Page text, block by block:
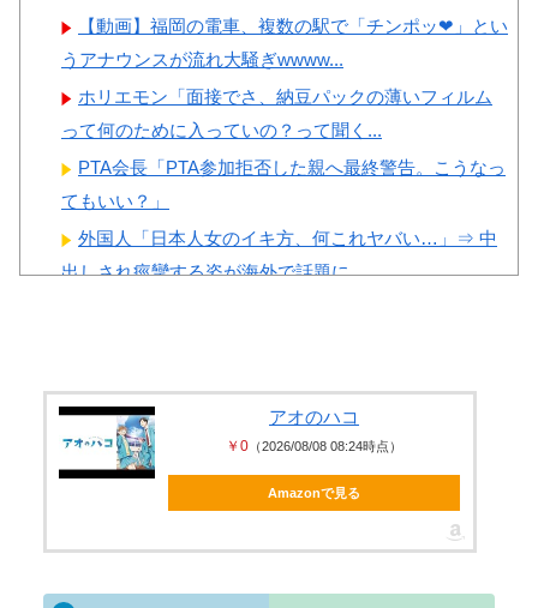
【動画】福岡の電車、複数の駅で「チンポッ❤」とい
うアナウンスが流れ大騒ぎwwww...
ホリエモン「面接でさ、納豆パックの薄いフィルム
って何のために入っていの？って聞く...
PTA会長「PTA参加拒否した親へ最終警告。こうなっ
てもいい？」
外国人「日本人女のイキ方、何これヤバい…」⇒ 中
出しされ痙攣する姿が海外で話題に
し解禁
【エ□画像】 ビリー・アイリッシュ、マ○コ（女性
器）披露
アオのハコ
￥0 （2026/08/08 08:24時点）
Amazonで見る